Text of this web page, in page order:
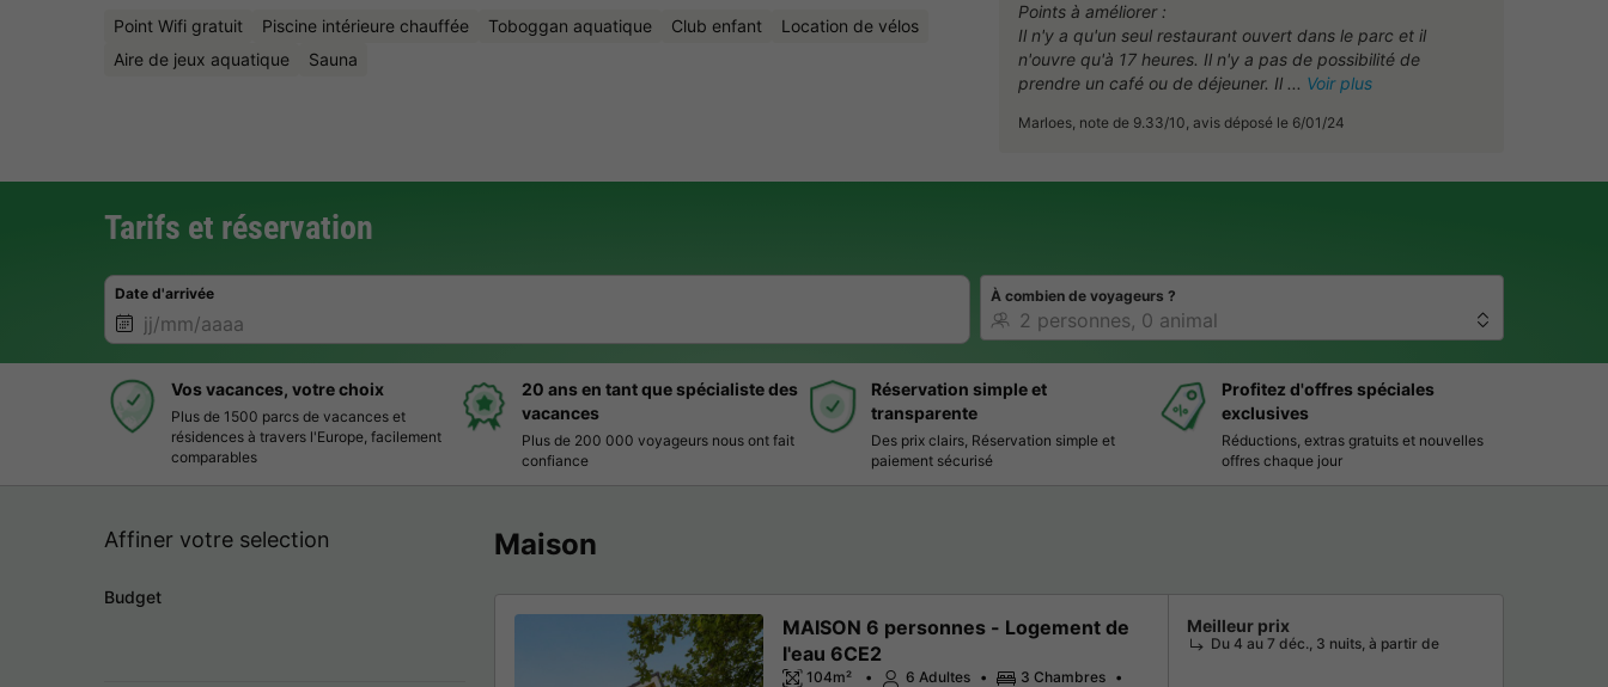
Points à améliorer :
Il n'y a qu'un seul restaurant ouvert dans le parc et il
n'ouvre qu'à 17 heures. Il n'y a pas de possibilité de
prendre un café ou de déjeuner. Il
Voir plus
Marloes, note de 9.33/10, avis déposé le 6/01/24
Point Wifi gratuit Piscine intérieure chauffée Toboggan aquatique Club enfant
Location de vélos
Aire de jeux aquatique
Sauna
Tarifs et réservation
Date d'arrivée À combien de voyageurs ?
Vos vacances, votre choix
Plus de 1500 parcs de vacances et
résidences à travers l'Europe, facilement
comparables
20 ans en tant que spécialiste des
vacances
Plus de 200 000 voyageurs nous ont fait
confiance
Réservation simple et
transparente
Des prix clairs, Réservation simple et
paiement sécurisé
Profitez d'offres spéciales
exclusives
Réductions, extras gratuits et nouvelles
offres chaque jour
Affiner votre selection
Budget
Maison
MAISON 6 personnes - Logement de
l'eau 6CE2
104m² 6 Adultes
3 Chambres
Meilleur prix
Du 4 au 7 déc., 3 nuits, à partir de